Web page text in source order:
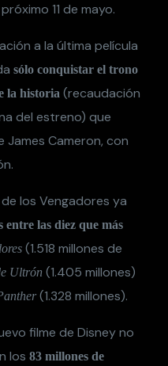
11 de mayo.
a la última película
sólo conquistar el trono
la historia (recaudación
del estreno) que
Cameron, con
los Vengadores ya
entre las diez que más
(1.518 millones de
Ultrón (1.405 millones)
(1.328 millones).
filme de Disney no
los 83 millones de